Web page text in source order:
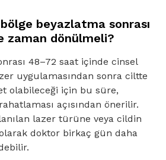
beyazlatma sonrası
zaman dönülmeli?
48–72 saat içinde cinsel
uygulamasından sonra ciltte
olabileceği için bu süre,
açısından önerilir.
lazer türüne veya cildin
doktor birkaç gün daha